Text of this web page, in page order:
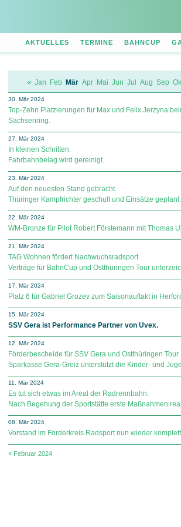
AKTUELLES TERMINE BAHNCUP
« Jan Feb Mär Apr Mai Jun Jul Aug Sep
30. Mär 2024
Top-Zehn Platzierungen für Max und Felix Jerzyna
Sachsenring.
27. Mär 2024
In kleinen Schritten.
Fahrbahnbelag wird gereinigt.
23. Mär 2024
Auf den neuesten Stand gebracht.
Thüringer Kampfrichter geschult und Einsätze geplant.
22. Mär 2024
WM-Bronze für Pilot Robert Förstemann mit Thomas
21. Mär 2024
TAG Wohnen fördert Nachwuchsradsport.
Verträge für BahnCup und Ostthüringen Tour
17. Mär 2024
Platz 6 für Gabriel Grozev zum Saisonauftakt in
15. Mär 2024
SSV Gera ist Performance Partner von Uvex.
12. Mär 2024
Förderbescheide für SSV Gera und Ostthüringen Tour.
Sparkasse Gera-Greiz unterstützt die Kinder- und
11. Mär 2024
Es tut sich etwas im Areal der Radrennbahn.
Nach Begehung der Sportstätte erste Maßnahmen
08. Mär 2024
Vorstand im Förderkreis Radsport nun wieder
« Februar 2024